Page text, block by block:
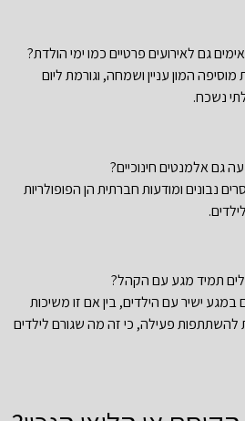
גם לאירועים פרטיים כמו ימי הולדת?
המון עניין ושמחה, וגורמת ליום
נשכח.
גם אלמנטים חינוכיים?
נבונים ומודעות חברתית הן הפופולריות
תמיד מגע עם הקהל?
ישיר עם הילדים, בין אם זו משיכות
להשתתפות פעילה, כי זה מה שגורם לילדים